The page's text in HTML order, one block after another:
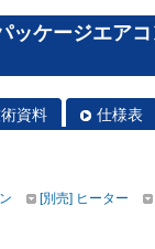
ッケージエア
資料 仕様表
[別売] ヒーター